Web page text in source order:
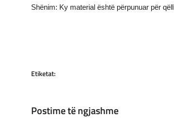
Shënim: Ky material është përpunuar për
Etiketat:
Postime të ngjashme